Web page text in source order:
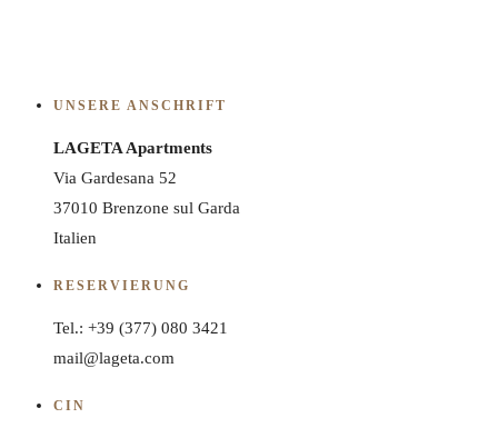
UNSERE ANSCHRIFT
LAGETA Apartments
Via Gardesana 52
37010 Brenzone sul Garda
Italien
RESERVIERUNG
Tel.: +39 (377) 080 3421
mail@lageta.com
CIN